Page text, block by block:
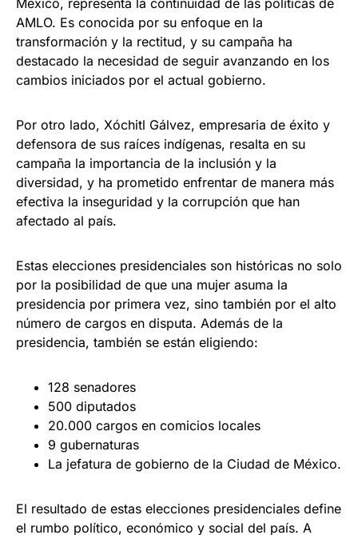
México, representa la continuidad de las políticas de
AMLO. Es conocida por su enfoque en la
transformación y la rectitud, y su campaña ha
destacado la necesidad de seguir avanzando en los
cambios iniciados por el actual gobierno.
Por otro lado, Xóchitl Gálvez, empresaria de éxito y
defensora de sus raíces indígenas, resalta en su
campaña la importancia de la inclusión y la
diversidad, y ha prometido enfrentar de manera más
efectiva la inseguridad y la corrupción que han
afectado al país.
Estas elecciones presidenciales son históricas no solo
por la posibilidad de que una mujer asuma la
presidencia por primera vez, sino también por el alto
número de cargos en disputa. Además de la
presidencia, también se están eligiendo:
128 senadores
500 diputados
20.000 cargos en comicios locales
9 gubernaturas
La jefatura de gobierno de la Ciudad de México.
El resultado de estas elecciones presidenciales define
el rumbo político, económico y social del país. A